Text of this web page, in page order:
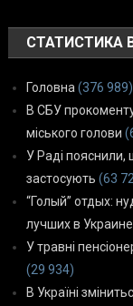
СТАТИСТИКА
Головна (376 989)
В СБУ
міського голови
У Раді пояснили,
застосують (63
“Голый” отдых:
лучших в Украине
У травні
(29 934)
В Україні